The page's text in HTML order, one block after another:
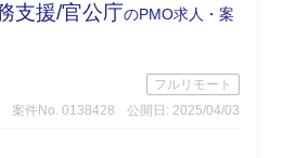
支援/官公庁のPMO求人・案
フルリモート
案件No. 0138428
公開日: 2025/04/03